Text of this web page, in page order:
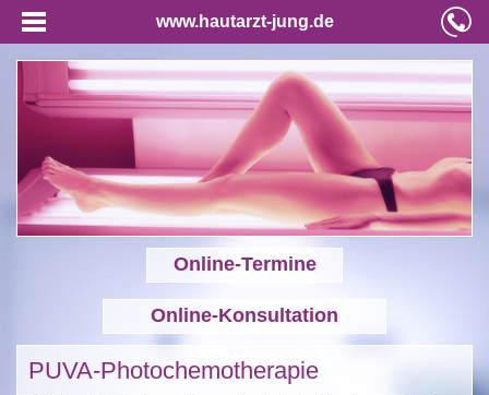
www.hautarzt-jung.de
Online-Termine
Online-Konsultation
PUVA-Photochemotherapie